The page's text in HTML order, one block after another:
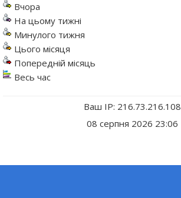
Вчора
На цьому тижні
Минулого тижня
Цього місяця
Попередній місяць
Весь час
Ваш IP: 216.73.216.108
08 серпня 2026 23:06